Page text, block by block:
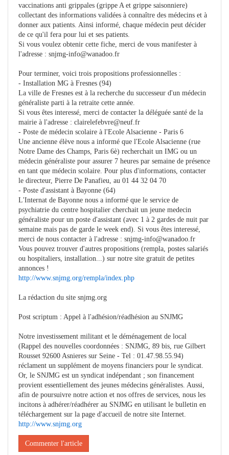
vaccinations anti grippales (grippe A et grippe saisonniere)
collectant des informations validées à connaître des médecins et à
donner aux patients. Ainsi informé, chaque médecin peut décider
de ce qu'il fera pour lui et ses patients.
Si vous voulez obtenir cette fiche, merci de vous manifester à
l'adresse : snjmg-info@wanadoo.fr
Pour terminer, voici trois propositions professionnelles :
- Installation MG à Fresnes (94)
La ville de Fresnes est à la recherche du successeur d'un médecin
généraliste parti à la retraite cette année.
Si vous êtes interessé, merci de contacter la déléguée santé de la
mairie à l'adresse : clairelefebvre@neuf.fr
- Poste de médecin scolaire à l'Ecole Alsacienne - Paris 6
Une ancienne élève nous a informé que l'Ecole Alsacienne (rue
Notre Dame des Champs, Paris 6è) recherchait un IMG ou un
médecin généraliste pour assurer 7 heures par semaine de présence
en tant que médecin scolaire. Pour plus d'informations, contacter
le directeur, Pierre De Panafieu, au 01 44 32 04 70
- Poste d'assistant à Bayonne (64)
L'Internat de Bayonne nous a informé que le service de
psychiatrie du centre hospitalier cherchait un jeune medecin
généraliste pour un poste d'assistant (avec 1 à 2 gardes de nuit par
semaine mais pas de garde le week end). Si vous êtes interessé,
merci de nous contacter à l'adresse : snjmg-info@wanadoo.fr
Vous pouvez trouver d'autres propositions (rempla, postes salariés
ou hospitaliers, installation...) sur notre site gratuit de petites
annonces !
http://www.snjmg.org/rempla/index.php
La rédaction du site snjmg.org
Post scriptum : Appel à l'adhésion/réadhésion au SNJMG
Notre investissement militant et le déménagement de local
(Rappel des nouvelles coordonnées : SNJMG, 89 bis, rue Gilbert
Rousset 92600 Asnieres sur Seine - Tel : 01.47.98.55.94)
réclament un supplément de moyens financiers pour le syndicat.
Or, le SNJMG est un syndicat indépendant ; son financement
provient essentiellement des jeunes médecins généralistes. Aussi,
afin de poursuivre notre action et nos offres de services, nous les
incitons à adhérer/réadhérer au SNJMG en utilisant le bulletin en
téléchargement sur la page d'accueil de notre site Internet.
http://www.snjmg.org
Commenter l'article